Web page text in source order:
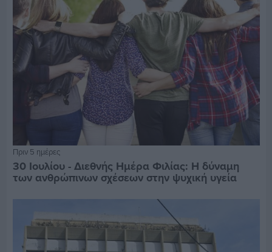
Πριν 5 ημέρες
30 Ιουλίου - Διεθνής Ημέρα Φιλίας: Η δύναμη
των ανθρώπινων σχέσεων στην ψυχική υγεία